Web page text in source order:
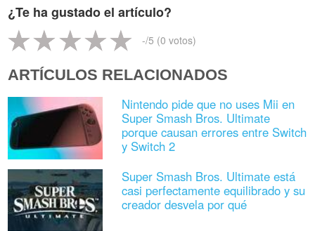
¿Te ha gustado el artículo?
-/5 (0 votos)
ARTÍCULOS RELACIONADOS
Nintendo pide que no uses Mii en
Super Smash Bros. Ultimate
porque causan errores entre Switch
y Switch 2
Super Smash Bros. Ultimate está
casi perfectamente equilibrado y su
creador desvela por qué